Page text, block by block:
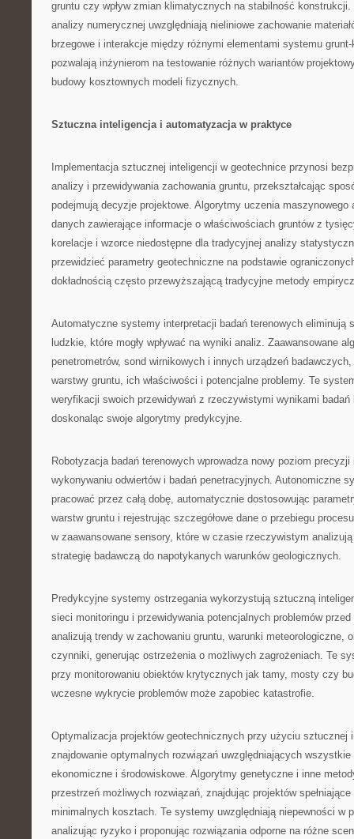
gruntu czy wpływ zmian klimatycznych na stabilność konstrukcji.
analizy numerycznej uwzględniają nieliniowe zachowanie
brzegowe i interakcje między różnymi elementami systemu
pozwalają inżynierom na testowanie różnych wariantów
budowy kosztownych modeli fizycznych.
Sztuczna inteligencja i automatyzacja w praktyce
Implementacja sztucznej inteligencji w geotechnice przynosi
analizy i przewidywania zachowania gruntu, przekształcając
podejmują decyzje projektowe. Algorytmy uczenia maszynowego
danych zawierające informacje o właściwościach gruntów z
korelacje i wzorce niedostępne dla tradycyjnej analizy
przewidzieć parametry geotechniczne na podstawie
dokładnością często przewyższającą tradycyjne metody
Automatyczne systemy interpretacji badań terenowych eliminują
ludzkie, które mogły wpływać na wyniki analiz. Zaawansowane
penetrometrów, sond wirnikowych i innych urządzeń
warstwy gruntu, ich właściwości i potencjalne problemy. Te
weryfikacji swoich przewidywań z rzeczywistymi wynikami badań
doskonaląc swoje algorytmy predykcyjne.
Robotyzacja badań terenowych wprowadza nowy poziom
wykonywaniu odwiertów i badań penetracyjnych. Autonomiczne
pracować przez całą dobę, automatycznie dostosowując
warstw gruntu i rejestrując szczegółowe dane o przebiegu
w zaawansowane sensory, które w czasie rzeczywistym
strategię badawczą do napotykanych warunków geologicznych.
Predykcyjne systemy ostrzegania wykorzystują sztuczną
sieci monitoringu i przewidywania potencjalnych problemów
analizują trendy w zachowaniu gruntu, warunki meteorologiczne,
czynniki, generując ostrzeżenia o możliwych zagrożeniach. Te
przy monitorowaniu obiektów krytycznych jak tamy, mosty czy
wczesne wykrycie problemów może zapobiec katastrofie.
Optymalizacja projektów geotechnicznych przy użyciu sztucznej
znajdowanie optymalnych rozwiązań uwzględniających
ekonomiczne i środowiskowe. Algorytmy genetyczne i inne
przestrzeń możliwych rozwiązań, znajdując projektów
minimalnych kosztach. Te systemy uwzględniają niepewności w
analizując ryzyko i proponując rozwiązania odporne na różne